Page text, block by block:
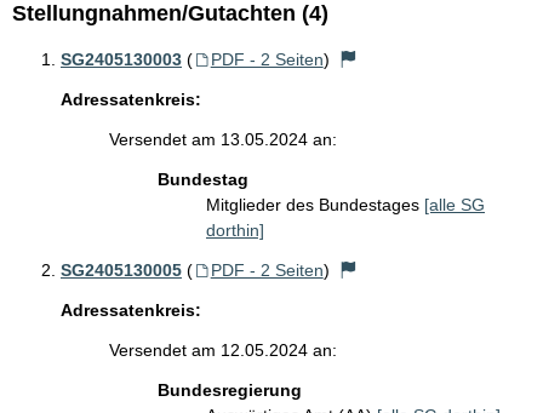
Stellungnahmen/Gutachten (4)
SG2405130003 ( PDF - 2 Seiten)
Adressatenkreis:
Versendet am 13.05.2024 an:
Bundestag
Mitglieder des Bundestages [alle SG
dorthin]
SG2405130005 ( PDF - 2 Seiten)
Adressatenkreis:
Versendet am 12.05.2024 an:
Bundesregierung